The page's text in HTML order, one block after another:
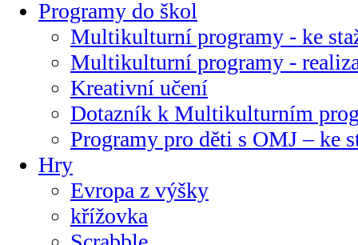
Programy do škol
Multikulturní programy - ke
Multikulturní programy -
Kreativní učení
Dotazník k Multikulturním
Programy pro děti s OMJ – ke
Hry
Evropa z výšky
křížovka